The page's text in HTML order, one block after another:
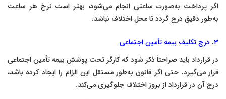
اگر پرداخت به‌صورت ساعتی انجام می‌شود، بهتر است نرخ هر ساعت
به‌طور دقیق درج گردد تا محل اختلاف نباشد.
۳. درج تکلیف بیمه تأمین اجتماعی
در قرارداد باید صراحتاً ذکر شود که کارگر تحت پوشش بیمه تأمین اجتماعی
قرار می‌گیرد. حتی اگر قانون به‌طور مستقل این الزام را ایجاد کرده باشد،
درج آن در قرارداد از بروز اختلاف جلوگیری می‌کند.